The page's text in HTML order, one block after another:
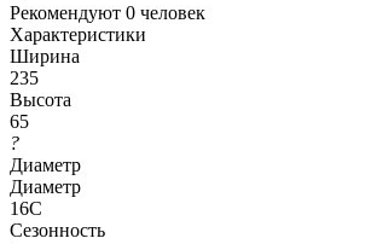
Рекомендуют 0 человек
Характеристики
Ширина
235
Высота
65
?
Диаметр
Диаметр
16C
Сезонность